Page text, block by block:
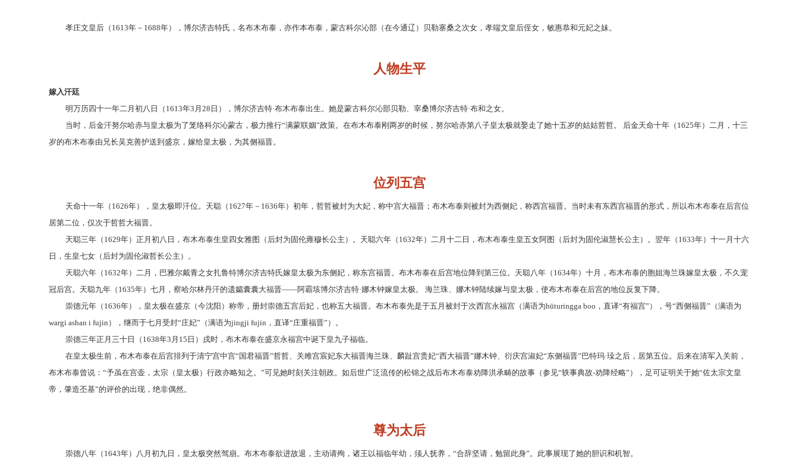
孝庄文皇后（ 1613年－1688年），博尔济吉特氏，名布木布泰，亦作本布泰，蒙古科尔沁部（在今通辽）贝勒寨桑之次女，孝端文皇后侄女，敏惠恭和元妃之妹。
人物生平
嫁入汗廷
明万历四十一年二月初八日（ 1613年3月28日），博尔济吉特·布木布泰出生。她是蒙古科尔沁部贝勒、宰桑博尔济吉特·布和之女。
当时，后金汗努尔哈赤与皇太极为了笼络科尔沁蒙古，极力推行“满蒙联姻”政策。在布木布泰刚两岁的时候，努尔哈赤第八子皇太极就娶走了她十五岁的姑姑哲哲。 后金天命十年（1625年）二月，十三
岁的布木布泰由兄长吴克善护送到盛京，嫁给皇太极，为其侧福晋。
位列五宫
天命十一年（ 1626年），皇太极即汗位。天聪（1627年－1636年）初年，哲哲被封为大妃，称中宫大福晋；布木布泰则被封为西侧妃，称西宫福晋。当时未有东西宫福晋的形式，所以布木布泰在后宫位
居第二位，仅次于哲哲大福晋。
天聪三年（ 1629年）正月初八日，布木布泰生皇四女雅图（后封为固伦雍穆长公主）。天聪六年（1632年）二月十二日，布木布泰生皇五女阿图（后封为固伦淑慧长公主）。翌年（1633年）十一月十六
日，生皇七女（后封为固伦淑哲长公主）。
天聪六年（ 1632年）二月，巴雅尔戴青之女扎鲁特博尔济吉特氏嫁皇太极为东侧妃，称东宫福晋。布木布泰在后宫地位降到第三位。天聪八年（1634年）十月，布木布泰的胞姐海兰珠嫁皇太极，不久宠
冠后宫。天聪九年（1635年）七月，察哈尔林丹汗的遗孀囊囊大福晋——阿霸垓博尔济吉特·娜木钟嫁皇太极。 海兰珠、娜木钟陆续嫁与皇太极，使布木布泰在后宫的地位反复下降。
崇德元年（ 1636年），皇太极在盛京（今沈阳）称帝，册封崇德五宫后妃，也称五大福晋。布木布泰先是于五月被封于次西宫永福宫（满语为hūturingga boo，直译“有福宫”），号“西侧福晋”（满语为
wargi ashan i fujin），继而于七月受封“庄妃”（满语为jingji fujin，直译“庄重福晋”）。
崇德三年正月三十日（ 1638年3月15日）戌时，布木布泰在盛京永福宫中诞下皇九子福临。
在皇太极生前，布木布泰在后宫排列于清宁宫中宫“国君福晋”哲哲、关雎宫宸妃东大福晋海兰珠、麟趾宫贵妃“西大福晋”娜木钟、衍庆宫淑妃“东侧福晋”巴特玛·璪之后，居第五位。后来在清军入关前，
布木布泰曾说：“予虽在宫壶，太宗（皇太极）行政亦略知之。”可见她时刻关注朝政。如后世广泛流传的松锦之战后布木布泰劝降洪承畴的故事（参见“轶事典故-劝降经略”），足可证明关于她“佐太宗文皇
帝，肇造丕基”的评价的出现，绝非偶然。
尊为太后
崇德八年（ 1643年）八月初九日，皇太极突然驾崩。布木布泰欲进故退，主动请殉，诸王以福临年幼，须人抚养，“合辞坚请，勉留此身”。此事展现了她的胆识和机智。